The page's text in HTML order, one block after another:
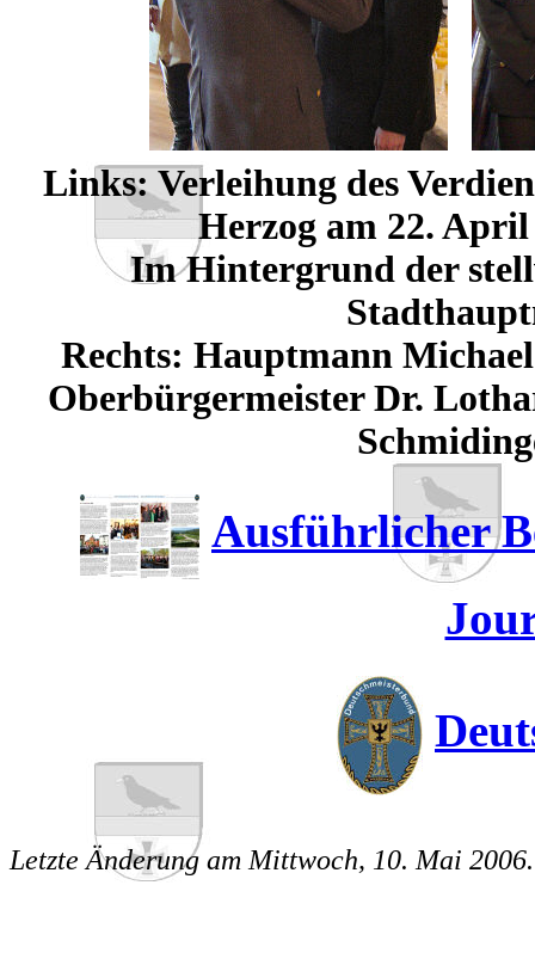
Links: Verleihung des
Herzog am 22.
Im Hintergrund der
Rechts: Hauptmann
Oberbürgermeister Dr.
Ausführlicher
Letzte Änderung am Mittwoch, 10. Mai 2006.